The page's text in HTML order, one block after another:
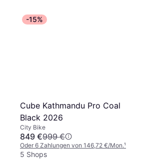
-15%
Cube Kathmandu Pro Coal
Black 2026
City Bike
849 €999 €
Oder 6 Zahlungen von 146,72 €/Mon.¹
5 Shops